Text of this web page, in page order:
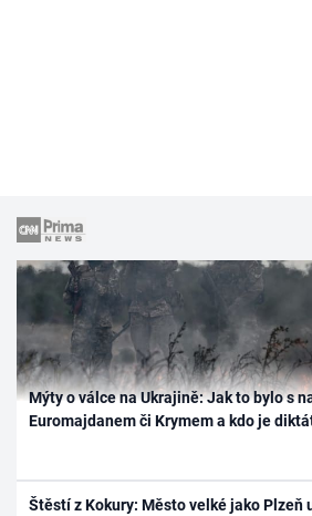
Mýty o válce na Ukrajině: Jak to bylo s
Euromajdanem či Krymem a kdo je
Štěstí z Kokury: Město velké jako Plzeň